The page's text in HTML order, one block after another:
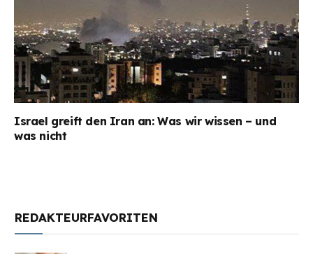
Israel greift den Iran an: Was wir wissen – und
was nicht
REDAKTEURFAVORITEN